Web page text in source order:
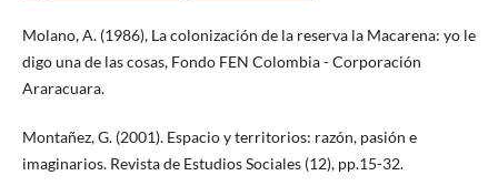
Molano, A. (1986), La colonización de la reserva la Macarena: yo le
digo una de las cosas, Fondo FEN Colombia - Corporación
Araracuara.
Montañez, G. (2001). Espacio y territorios: razón, pasión e
imaginarios. Revista de Estudios Sociales (12), pp.15-32.